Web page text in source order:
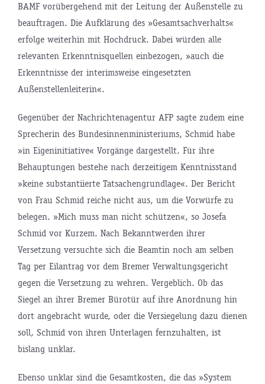
BAMF vorübergehend mit der Leitung der Außenstelle zu
beauftragen. Die Aufklärung des »Gesamtsachverhalts«
erfolge weiterhin mit Hochdruck. Dabei würden alle
relevanten Erkenntnisquellen einbezogen, »auch die
Erkenntnisse der interimsweise eingesetzten
Außenstellenleiterin«.
Gegenüber der Nachrichtenagentur AFP sagte zudem eine
Sprecherin des Bundesinnenministeriums, Schmid habe
»in Eigeninitiative« Vorgänge dargestellt. Für ihre
Behauptungen bestehe nach derzeitigem Kenntnisstand
»keine substantiierte Tatsachengrundlage«. Der Bericht
von Frau Schmid reiche nicht aus, um die Vorwürfe zu
belegen. »Mich muss man nicht schützen«, so Josefa
Schmid vor Kurzem. Nach Bekanntwerden ihrer
Versetzung versuchte sich die Beamtin noch am selben
Tag per Eilantrag vor dem Bremer Verwaltungsgericht
gegen die Versetzung zu wehren. Vergeblich. Ob das
Siegel an ihrer Bremer Bürotür auf ihre Anordnung hin
dort angebracht wurde, oder die Versiegelung dazu dienen
soll, Schmid von ihren Unterlagen fernzuhalten, ist
bislang unklar.
Ebenso unklar sind die Gesamtkosten, die das »System